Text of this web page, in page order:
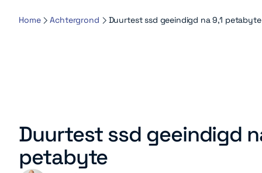
Home Achtergrond Duurtest ssd geeindigd na 9,1 petabyte
Duurtest ssd geeindigd
petabyte